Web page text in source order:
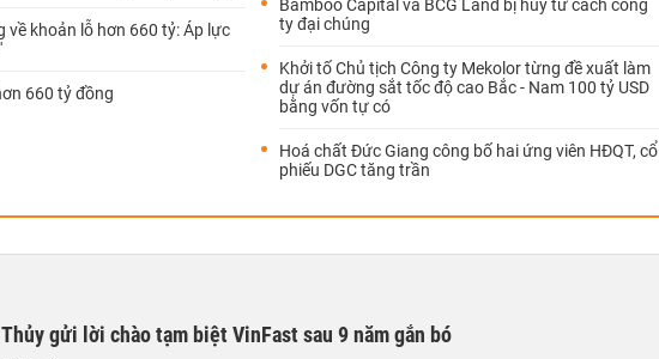
về khoản lỗ hơn 660 tỷ: Áp lực
660 tỷ đồng
Bamboo Capital và BCG Land bị hủy tư cách công
ty đại chúng
Khởi tố Chủ tịch Công ty Mekolor từng đề xuất làm
dự án đường sắt tốc độ cao Bắc - Nam 100 tỷ USD
bằng vốn tự có
Hoá chất Đức Giang công bố hai ứng viên HĐQT, cổ
phiếu DGC tăng trần
gửi lời chào tạm biệt VinFast sau 9 năm gắn bó